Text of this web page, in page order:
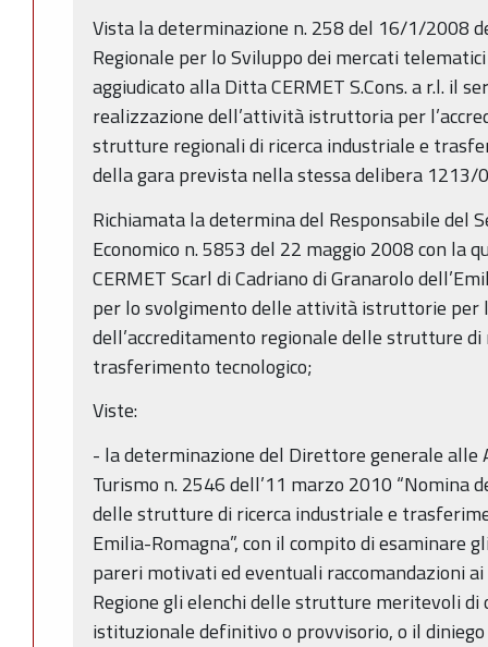
Vista la determinazione n. 258 del 16/1/2008
Regionale per lo Sviluppo dei mercati
aggiudicato alla Ditta CERMET S.Cons. a r.l. il
realizzazione dell’attività istruttoria per
strutture regionali di ricerca industriale e
della gara prevista nella stessa delibera 1213/
Richiamata la determina del Responsabile del
Economico n. 5853 del 22 maggio 2008 con la
CERMET Scarl di Cadriano di Granarolo
per lo svolgimento delle attività istruttorie per
dell’accreditamento regionale delle strutture
trasferimento tecnologico;
Viste:
- la determinazione del Direttore generale
Turismo n. 2546 dell’11 marzo 2010 “Nomina
delle strutture di ricerca industriale e
Emilia-Romagna”, con il compito di
pareri motivati ed eventuali raccomandazioni
Regione gli elenchi delle strutture meritevoli di
istituzionale definitivo o provvisorio, o il